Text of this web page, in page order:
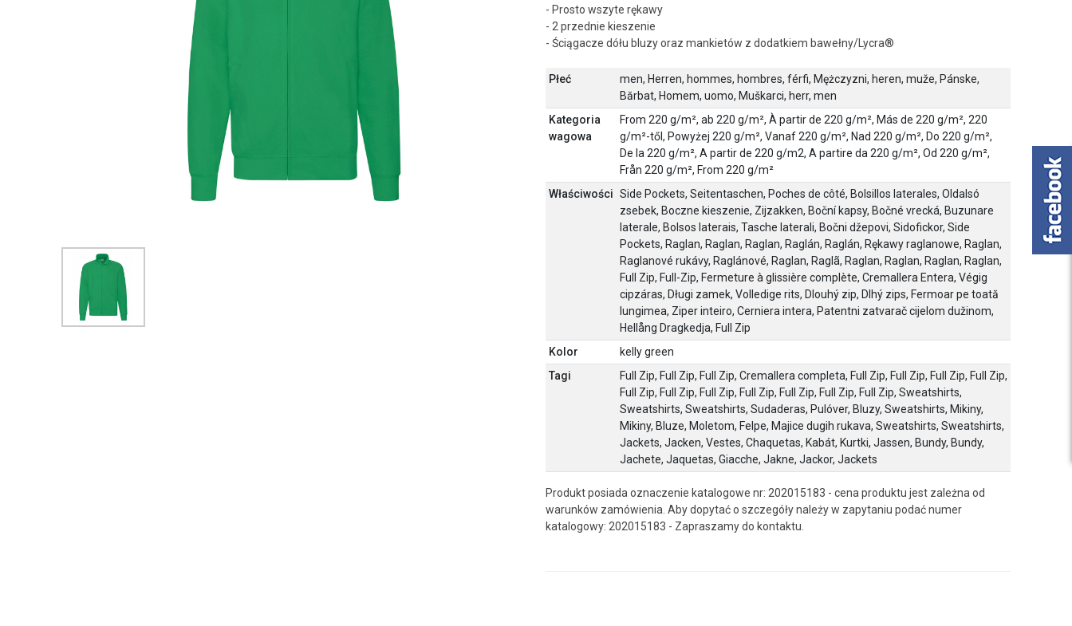
- Prosto wszyte rękawy
- 2 przednie kieszenie
- Ściągacze dółu bluzy oraz mankietów z dodatkiem bawełny/Lycra®
Płeć
men, Herren, hommes, hombres, férfi, Mężczyzni, heren, muže, Pánske,
Bărbat, Homem, uomo, Muškarci, herr, men
Kategoria
wagowa
From 220 g/m², ab 220 g/m², À partir de 220 g/m², Más de 220 g/m², 220
g/m²-től, Powyżej 220 g/m², Vanaf 220 g/m², Nad 220 g/m², Do 220 g/m²,
De la 220 g/m², A partir de 220 g/m2, A partire da 220 g/m², Od 220 g/m²,
Från 220 g/m², From 220 g/m²
Właściwości Side Pockets, Seitentaschen, Poches de côté, Bolsillos laterales, Oldalsó
zsebek, Boczne kieszenie, Zijzakken, Boční kapsy, Bočné vrecká, Buzunare
laterale, Bolsos laterais, Tasche laterali, Bočni džepovi, Sidofickor, Side
Pockets, Raglan, Raglan, Raglan, Raglán, Raglán, Rękawy raglanowe, Raglan,
Raglanové rukávy, Raglánové, Raglan, Raglã, Raglan, Raglan, Raglan, Raglan,
Full Zip, Full-Zip, Fermeture à glissière complète, Cremallera Entera, Végig
cipzáras, Długi zamek, Volledige rits, Dlouhý zip, Dlhý zips, Fermoar pe toată
lungimea, Ziper inteiro, Cerniera intera, Patentni zatvarač cijelom dužinom,
Hellång Dragkedja, Full Zip
Kolor
kelly green
Tagi
Full Zip, Full Zip, Full Zip, Cremallera completa, Full Zip, Full Zip, Full Zip, Full Zip,
Full Zip, Full Zip, Full Zip, Full Zip, Full Zip, Full Zip, Full Zip, Sweatshirts,
Sweatshirts, Sweatshirts, Sudaderas, Pulóver, Bluzy, Sweatshirts, Mikiny,
Mikiny, Bluze, Moletom, Felpe, Majice dugih rukava, Sweatshirts, Sweatshirts,
Jackets, Jacken, Vestes, Chaquetas, Kabát, Kurtki, Jassen, Bundy, Bundy,
Jachete, Jaquetas, Giacche, Jakne, Jackor, Jackets
Produkt posiada oznaczenie katalogowe nr: 202015183 - cena produktu jest zależna od
warunków zamówienia. Aby dopytać o szczegóły należy w zapytaniu podać numer
katalogowy: 202015183 - Zapraszamy do kontaktu.